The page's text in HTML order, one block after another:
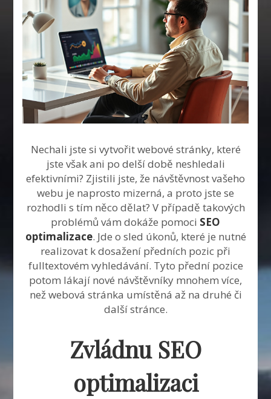
Nechali jste si vytvořit webové stránky, které
jste však ani po delší době neshledali
efektivními? Zjistili jste, že návštěvnost vašeho
webu je naprosto mizerná, a proto jste se
rozhodli s tím něco dělat? V případě takových
problémů vám dokáže pomoci SEO
optimalizace. Jde o sled úkonů, které je nutné
realizovat k dosažení předních pozic při
fulltextovém vyhledávání. Tyto přední pozice
potom lákají nové návštěvníky mnohem více,
než webová stránka umístěná až na druhé či
další stránce.
Zvládnu SEO
optimalizaci